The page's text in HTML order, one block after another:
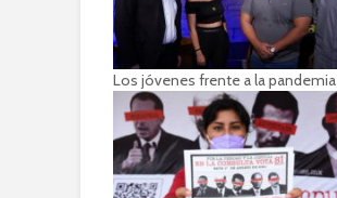
Los jóvenes frente a la pandemia